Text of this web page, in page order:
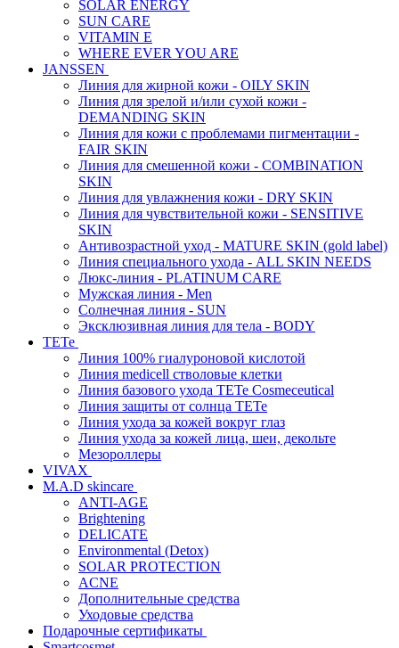
SOLAR ENERGY
SUN CARE
VITAMIN E
WHERE EVER YOU ARE
JANSSEN
Линия для жирной кожи - OILY SKIN
Линия для зрелой и/или сухой кожи -
DEMANDING SKIN
Линия для кожи с проблемами пигментации -
FAIR SKIN
Линия для смешенной кожи - COMBINATION
SKIN
Линия для увлажнения кожи - DRY SKIN
Линия для чувствительной кожи - SENSITIVE
SKIN
Антивозрастной уход - MATURE SKIN (gold label)
Линия специального ухода - ALL SKIN NEEDS
Люкс-линия - PLATINUM CARE
Мужская линия - Men
Солнечная линия - SUN
Эксклюзивная линия для тела - BODY
TETe
Линия 100% гиалуроновой кислотой
Линия medicell стволовые клетки
Линия базового ухода TETe Cosmeceutical
Линия защиты от солнца TETe
Линия ухода за кожей вокруг глаз
Линия ухода за кожей лица, шеи, декольте
Мезороллеры
VIVAX
M.A.D skincare
ANTI-AGE
Brightening
DELICATE
Environmental (Detox)
SOLAR PROTECTION
АCNE
Дополнительные средства
Уходовые средства
Подарочные сертификаты